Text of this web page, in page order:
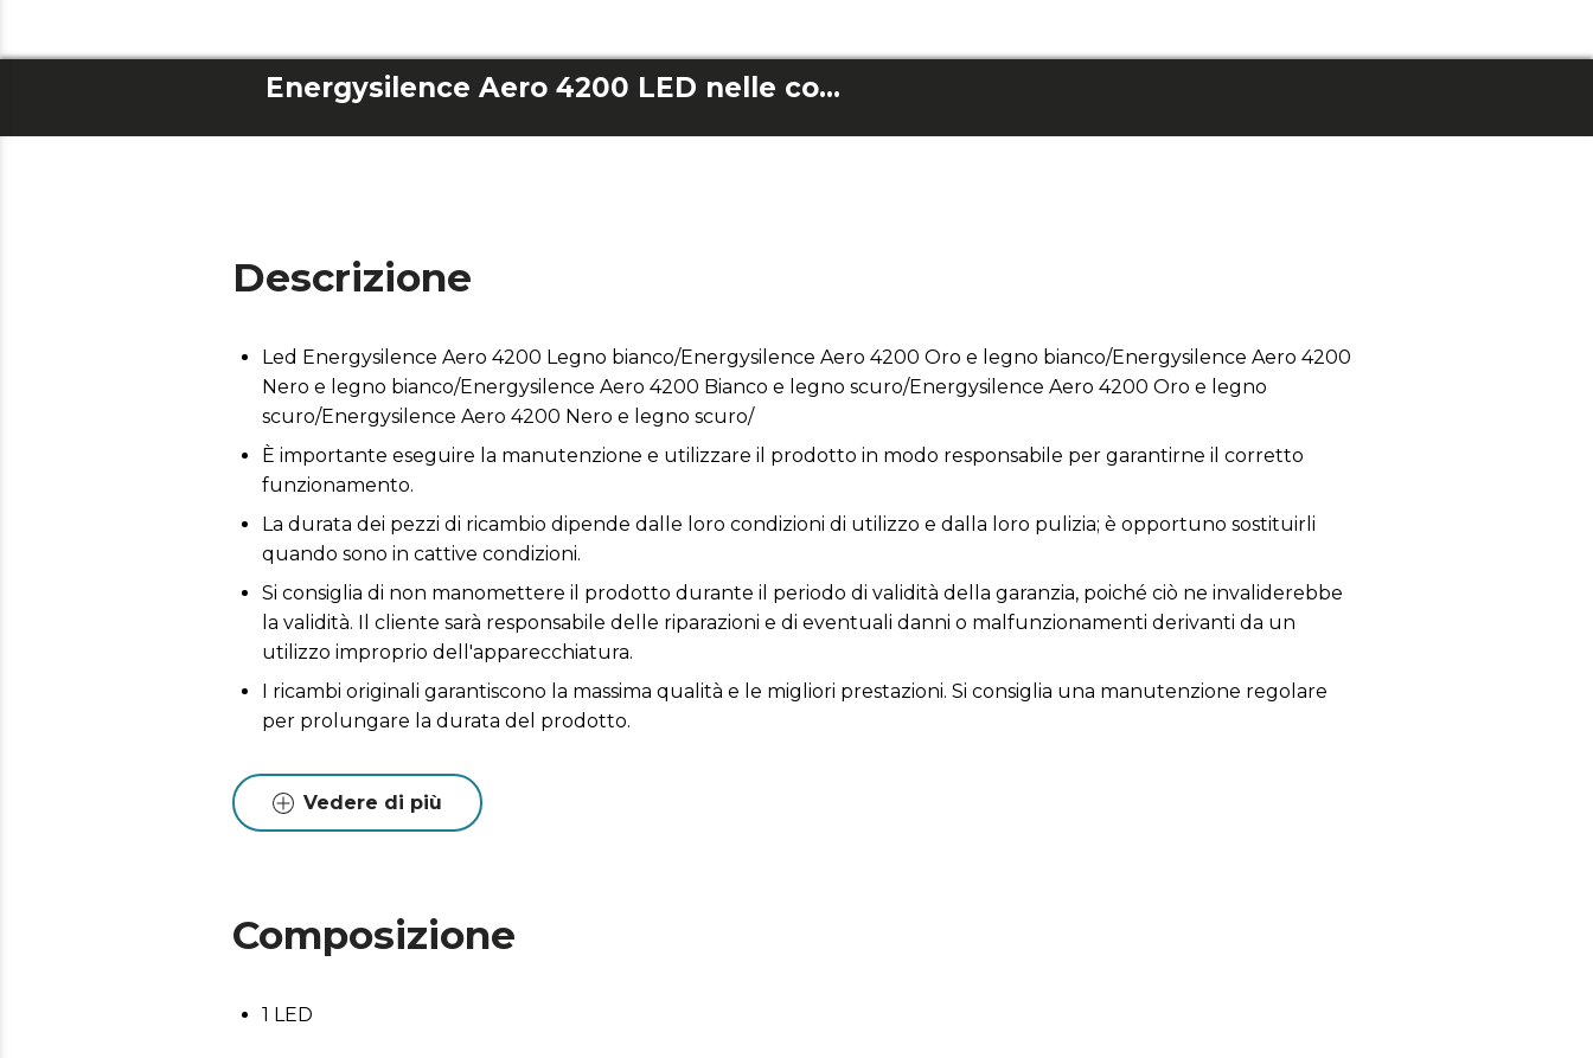
Energysilence Aero 4200 LED nelle combinazioni Whitewood, Gold&Whitewood, Black&Whitewood, White&Darkwood, Gold&Darkwood e Black&Darkwood
Descrizione
Led Energysilence Aero 4200 Legno bianco/Energysilence Aero 4200 Oro e legno bianco/Energysilence Aero 4200
Nero e legno bianco/Energysilence Aero 4200 Bianco e legno scuro/Energysilence Aero 4200 Oro e legno
scuro/Energysilence Aero 4200 Nero e legno scuro/
È importante eseguire la manutenzione e utilizzare il prodotto in modo responsabile per garantirne il corretto
funzionamento.
La durata dei pezzi di ricambio dipende dalle loro condizioni di utilizzo e dalla loro pulizia; è opportuno sostituirli
quando sono in cattive condizioni.
Si consiglia di non manomettere il prodotto durante il periodo di validità della garanzia, poiché ciò ne invaliderebbe
la validità. Il cliente sarà responsabile delle riparazioni e di eventuali danni o malfunzionamenti derivanti da un
utilizzo improprio dell'apparecchiatura.
I ricambi originali garantiscono la massima qualità e le migliori prestazioni. Si consiglia una manutenzione regolare
per prolungare la durata del prodotto.
Vedere di più
Composizione
1 LED